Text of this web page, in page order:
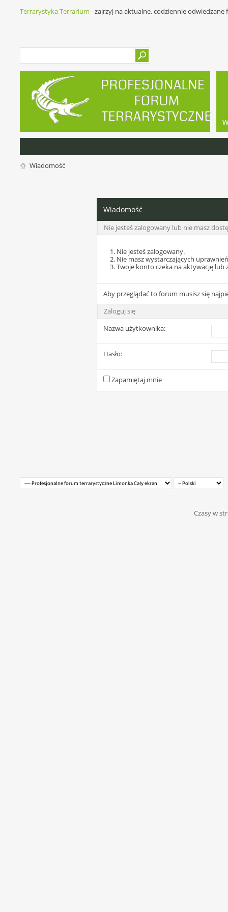
Terrarystyka Terrarium - zajrzyj na aktualne, codziennie
Wiadomość
Wiadomość
Nie jesteś zalogowany lub nie masz
Nie jesteś zalogowany.
Nie masz wystarczających
Twoje konto czeka na aktywację lub
Aby przeglądać to forum musisz się
Zaloguj się
Nazwa użytkownika:
Hasło:
Zapamiętaj mnie
Czasy w